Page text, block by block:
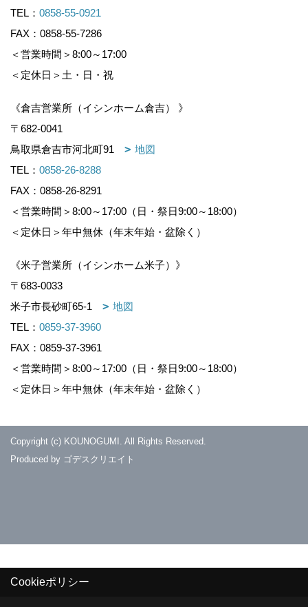
TEL： 0858-55-0921
FAX：0858-55-7286
＜営業時間＞8:00～17:00
＜定休日＞土・日・祝
《倉吉営業所（イシンホーム倉吉） 》
〒682-0041
鳥取県倉吉市河北町91
地図
TEL： 0858-26-8288
FAX：0858-26-8291
＜営業時間＞8:00～17:00（日・祭日9:00～18:00）
＜定休日＞年中無休（年末年始・盆除く）
《米子営業所（イシンホーム米子）》
〒683-0033
米子市長砂町65-1
地図
TEL： 0859-37-3960
FAX：0859-37-3961
＜営業時間＞8:00～17:00（日・祭日9:00～18:00）
＜定休日＞年中無休（年末年始・盆除く）
Copyright (c) KOUNOGUMI. All Rights Reserved.
Produced by ゴデスクリエイト
Cookieポリシー